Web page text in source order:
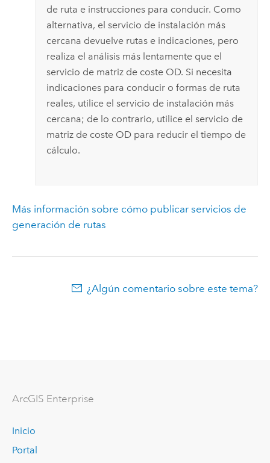
de ruta e instrucciones para conducir. Como
alternativa, el servicio de instalación más
cercana devuelve rutas e indicaciones, pero
realiza el análisis más lentamente que el
servicio de matriz de coste OD. Si necesita
indicaciones para conducir o formas de ruta
reales, utilice el servicio de instalación más
cercana; de lo contrario, utilice el servicio de
matriz de coste OD para reducir el tiempo de
cálculo.
Más información sobre cómo publicar servicios de
generación de rutas
¿Algún comentario sobre este tema?
ArcGIS Enterprise
Inicio
Portal